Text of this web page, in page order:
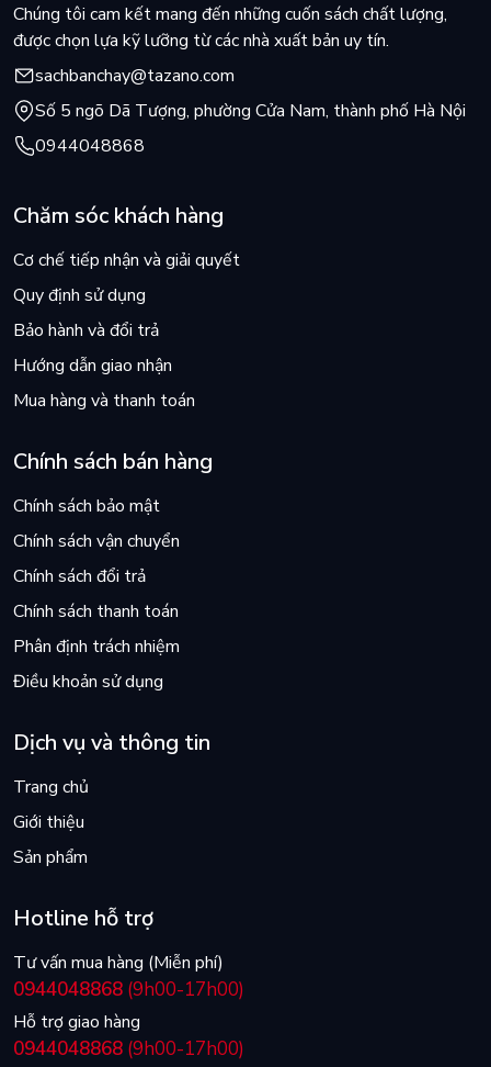
Chúng tôi cam kết mang đến những cuốn sách chất lượng,
được chọn lựa kỹ lưỡng từ các nhà xuất bản uy tín.
sachbanchay@tazano.com
Số 5 ngõ Dã Tượng, phường Cửa Nam, thành phố Hà Nội
0944048868
Chăm sóc khách hàng
Cơ chế tiếp nhận và giải quyết
Quy định sử dụng
Bảo hành và đổi trả
Hướng dẫn giao nhận
Mua hàng và thanh toán
Chính sách bán hàng
Chính sách bảo mật
Chính sách vận chuyển
Chính sách đổi trả
Chính sách thanh toán
Phân định trách nhiệm
Điều khoản sử dụng
Dịch vụ và thông tin
Trang chủ
Giới thiệu
Sản phẩm
Hotline hỗ trợ
Tư vấn mua hàng (Miễn phí)
0944048868 (9h00-17h00)
Hỗ trợ giao hàng
0944048868 (9h00-17h00)